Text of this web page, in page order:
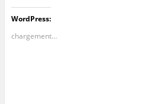
WordPress:
chargement…